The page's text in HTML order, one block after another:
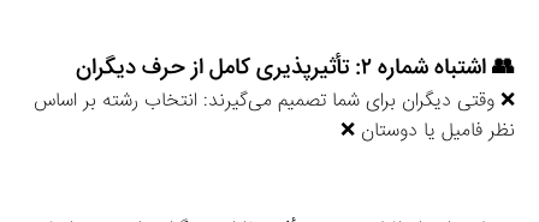
👥 اشتباه شماره ۲: تأثیرپذیری کامل از حرف دیگران
❌ وقتی دیگران برای شما تصمیم می‌گیرند: انتخاب رشته بر اساس
نظر فامیل یا دوستان ❌